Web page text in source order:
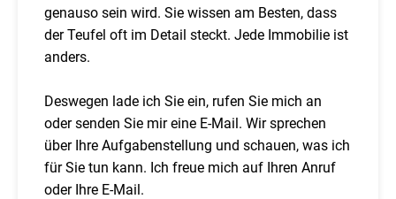
genauso sein wird. Sie wissen am Besten, dass
der Teufel oft im Detail steckt. Jede Immobilie ist
anders.
Deswegen lade ich Sie ein, rufen Sie mich an
oder senden Sie mir eine E-Mail. Wir sprechen
über Ihre Aufgabenstellung und schauen, was ich
für Sie tun kann. Ich freue mich auf Ihren Anruf
oder Ihre E-Mail.